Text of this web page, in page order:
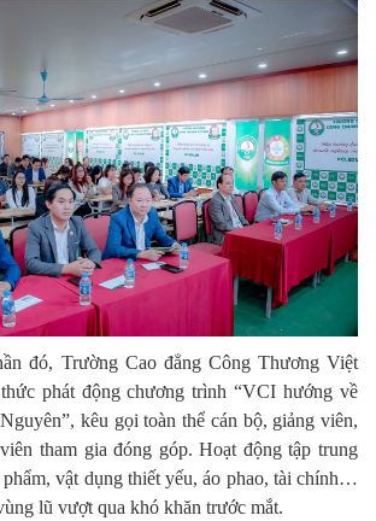
đó, Trường Cao đẳng Công Thương Việt
phát động chương trình “VCI hướng về
kêu gọi toàn thể cán bộ, giảng viên,
tham gia đóng góp. Hoạt động tập trung
vật dụng thiết yếu, áo phao, tài chính…
lũ vượt qua khó khăn trước mắt.